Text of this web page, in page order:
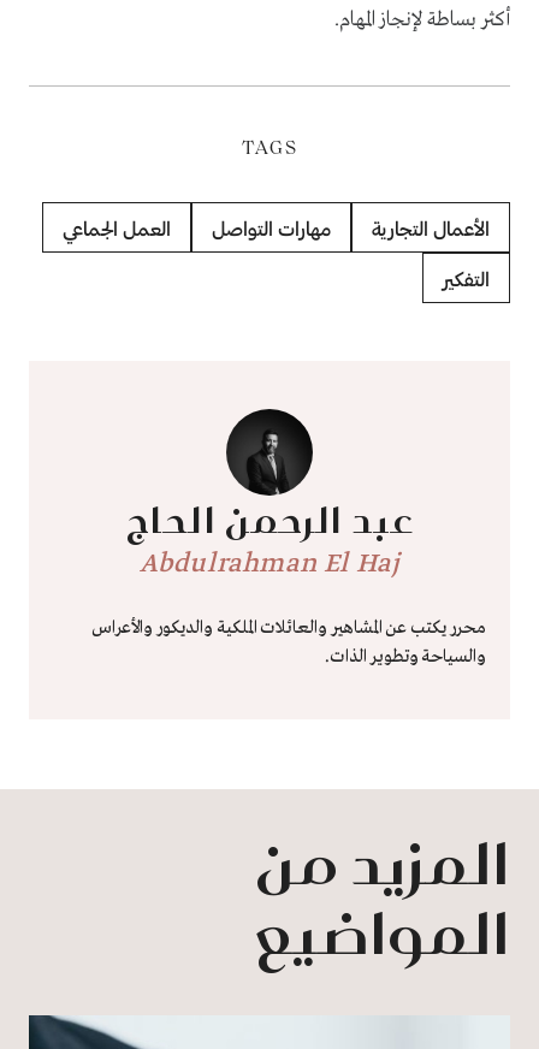
أكثر بساطة لإنجاز المهام.
TAGS
الأعمال التجارية مهارات التواصل العمل الجماعي
التفكير
عبد الرحمن الحاج
Abdulrahman El Haj
محرر يكتب عن المشاهير والعائلات الملكية والديكور والأعراس
والسياحة وتطوير الذات.
المزيد من
المواضيع